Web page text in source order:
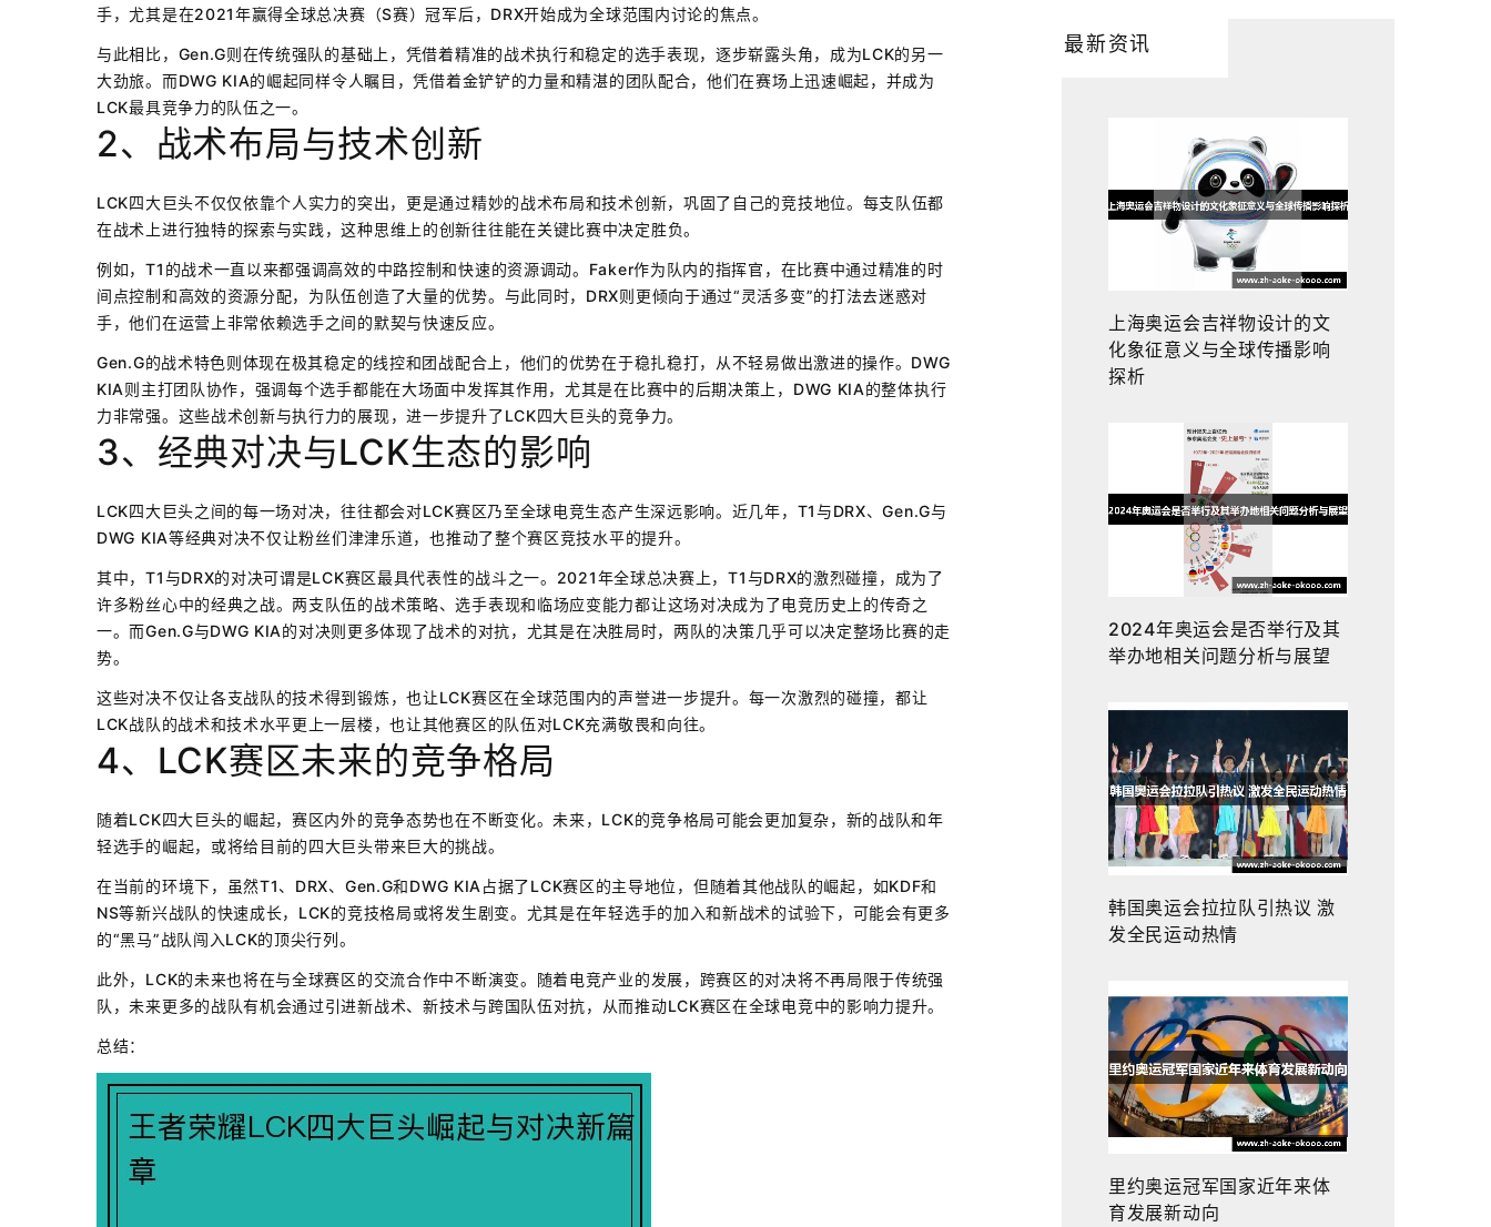
手，尤其是在2021年赢得全球总决赛（S赛）冠军后，DRX开始成为全球范围内讨论的焦点。
与此相比，Gen.G则在传统强队的基础上，凭借着精准的战术执行和稳定的选手表现，逐步崭露头角，成为LCK的另一
大劲旅。而DWG KIA的崛起同样令人瞩目，凭借着金铲铲的力量和精湛的团队配合，他们在赛场上迅速崛起，并成为
LCK最具竞争力的队伍之一。
2、战术布局与技术创新
LCK四大巨头不仅仅依靠个人实力的突出，更是通过精妙的战术布局和技术创新，巩固了自己的竞技地位。每支队伍都
在战术上进行独特的探索与实践，这种思维上的创新往往能在关键比赛中决定胜负。
例如，T1的战术一直以来都强调高效的中路控制和快速的资源调动。Faker作为队内的指挥官，在比赛中通过精准的时
间点控制和高效的资源分配，为队伍创造了大量的优势。与此同时，DRX则更倾向于通过“灵活多变”的打法去迷惑对
手，他们在运营上非常依赖选手之间的默契与快速反应。
Gen.G的战术特色则体现在极其稳定的线控和团战配合上，他们的优势在于稳扎稳打，从不轻易做出激进的操作。DWG
KIA则主打团队协作，强调每个选手都能在大场面中发挥其作用，尤其是在比赛中的后期决策上，DWG KIA的整体执行
力非常强。这些战术创新与执行力的展现，进一步提升了LCK四大巨头的竞争力。
3、经典对决与LCK生态的影响
LCK四大巨头之间的每一场对决，往往都会对LCK赛区乃至全球电竞生态产生深远影响。近几年，T1与DRX、Gen.G与
DWG KIA等经典对决不仅让粉丝们津津乐道，也推动了整个赛区竞技水平的提升。
其中，T1与DRX的对决可谓是LCK赛区最具代表性的战斗之一。2021年全球总决赛上，T1与DRX的激烈碰撞，成为了
许多粉丝心中的经典之战。两支队伍的战术策略、选手表现和临场应变能力都让这场对决成为了电竞历史上的传奇之
一。而Gen.G与DWG KIA的对决则更多体现了战术的对抗，尤其是在决胜局时，两队的决策几乎可以决定整场比赛的走
势。
这些对决不仅让各支战队的技术得到锻炼，也让LCK赛区在全球范围内的声誉进一步提升。每一次激烈的碰撞，都让
LCK战队的战术和技术水平更上一层楼，也让其他赛区的队伍对LCK充满敬畏和向往。
4、LCK赛区未来的竞争格局
随着LCK四大巨头的崛起，赛区内外的竞争态势也在不断变化。未来，LCK的竞争格局可能会更加复杂，新的战队和年
轻选手的崛起，或将给目前的四大巨头带来巨大的挑战。
在当前的环境下，虽然T1、DRX、Gen.G和DWG KIA占据了LCK赛区的主导地位，但随着其他战队的崛起，如KDF和
NS等新兴战队的快速成长，LCK的竞技格局或将发生剧变。尤其是在年轻选手的加入和新战术的试验下，可能会有更多
的“黑马”战队闯入LCK的顶尖行列。
此外，LCK的未来也将在与全球赛区的交流合作中不断演变。随着电竞产业的发展，跨赛区的对决将不再局限于传统强
队，未来更多的战队有机会通过引进新战术、新技术与跨国队伍对抗，从而推动LCK赛区在全球电竞中的影响力提升。
总结：
最新资讯
上海奥运会吉祥物设计的文
化象征意义与全球传播影响
探析
2024年奥运会是否举行及其
举办地相关问题分析与展望
韩国奥运会拉拉队引热议 激
发全民运动热情
里约奥运冠军国家近年来体
育发展新动向